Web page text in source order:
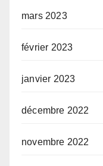
mars 2023
février 2023
janvier 2023
décembre 2022
novembre 2022